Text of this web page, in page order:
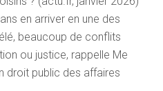
en arriver en une des
beaucoup de conflits
ou justice, rappelle Me
droit public des affaires